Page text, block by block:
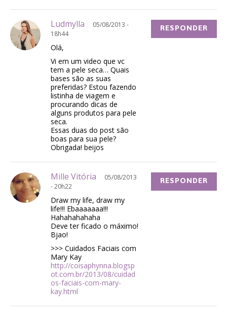
Ludmylla
05/08/2013 -
18h44
Olá,
Vi em um video que vc
tem a pele seca… Quais
bases são as suas
preferidas? Estou fazendo
listinha de viagem e
procurando dicas de
alguns produtos para pele
seca.
Essas duas do post são
boas para sua pele?
Obrigada! beijos
RESPONDER
Mille Vitória
05/08/2013
- 20h22
Draw my life, draw my
life!!! Ebaaaaaaa!!!
Hahahahahaha
Deve ter ficado o máximo!
Bjao!
>>> Cuidados Faciais com
Mary Kay
http://coisaphynna.blogsp
ot.com.br/2013/08/cuidad
os-faciais-com-mary-
kay.html
RESPONDER